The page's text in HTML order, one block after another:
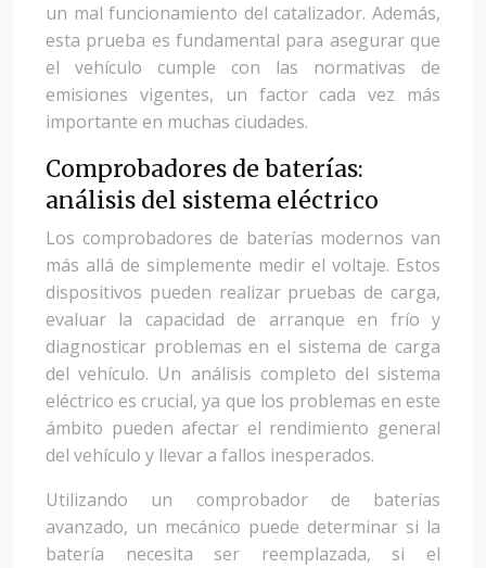
un mal funcionamiento del catalizador. Además,
esta prueba es fundamental para asegurar que
el vehículo cumple con las normativas de
emisiones vigentes, un factor cada vez más
importante en muchas ciudades.
Comprobadores de baterías:
análisis del sistema eléctrico
Los comprobadores de baterías modernos van
más allá de simplemente medir el voltaje. Estos
dispositivos pueden realizar pruebas de carga,
evaluar la capacidad de arranque en frío y
diagnosticar problemas en el sistema de carga
del vehículo. Un análisis completo del sistema
eléctrico es crucial, ya que los problemas en este
ámbito pueden afectar el rendimiento general
del vehículo y llevar a fallos inesperados.
Utilizando un comprobador de baterías
avanzado, un mecánico puede determinar si la
batería necesita ser reemplazada, si el